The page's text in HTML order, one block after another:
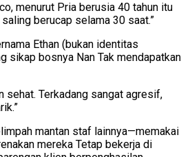
menurut Pria berusia 40 tahun itu
saling berucap selama 30 saat.”
Ethan (bukan identitas
sikap bosnya Nan Tak mendapatkan
sehat. Terkadang sangat agresif,
mantan staf lainnya—memakai
mereka Tetap bekerja di